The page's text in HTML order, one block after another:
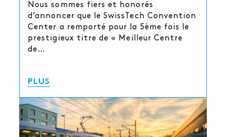
Nous sommes fiers et honorés
d’annoncer que le SwissTech Convention
Center a remporté pour la 5ème fois le
prestigieux titre de « Meilleur Centre
de…
PLUS